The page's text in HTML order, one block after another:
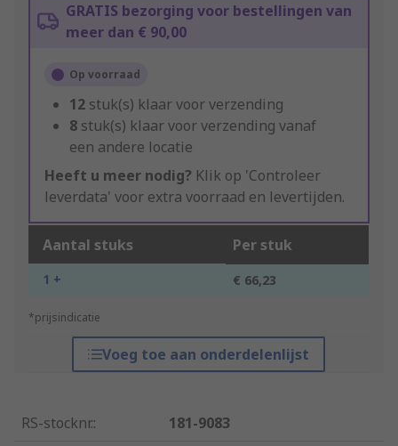
GRATIS bezorging voor bestellingen van
meer dan € 90,00
Op voorraad
12 stuk(s) klaar voor verzending
8 stuk(s) klaar voor verzending vanaf
een andere locatie
Heeft u meer nodig? Klik op 'Controleer
leverdata' voor extra voorraad en levertijden.
Aantal stuks Per stuk
1 + € 66,23
*prijsindicatie
Voeg toe aan onderdelenlijst
RS-stocknr.:
181-9083